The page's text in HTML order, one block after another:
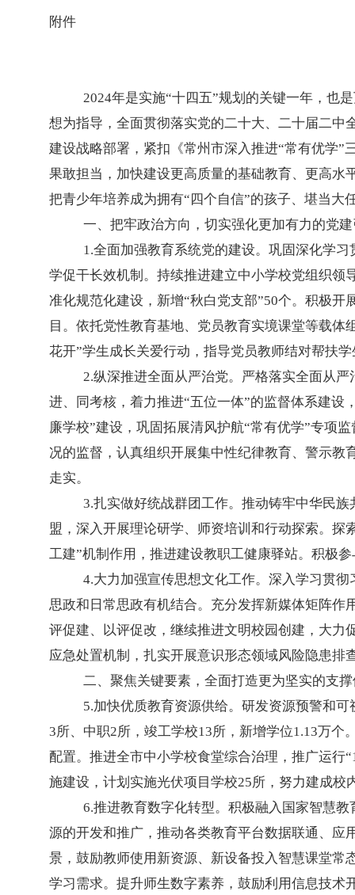
附件
2024年是实施“十四五”规划的关键一年，也
想为指导，全面贯彻落实党的二十大、二十届二
建设战略部署，紧扣《常州市深入推进“常有优学
果敢担当，加快建设更高质量的基础教育、更高水
把青少年培养成为拥有“四个自信”的孩子、堪当大
一、把牢政治方向，切实强化更加有力的党
1.全面加强教育系统党的建设。巩固深化学
学促干长效机制。持续推进建立中小学校党组织
准化规范化建设，新增“秋白党支部”50个。积极
目。依托党性教育基地、党员教育实境课堂等载
花开”学生成长关爱行动，指导党员教师结对帮扶
2.纵深推进全面从严治党。严格落实全面从
进、同考核，着力推进“五位一体”的监督体系建
廉学校”建设，巩固拓展清风护航“常有优学”专项
况的监督，认真组织开展集中性纪律教育、警示
走实。
3.扎实做好统战群团工作。推动铸牢中华民
盟，深入开展理论研学、师资培训和行动探索。探
工建”机制作用，推进建设教职工健康驿站。积极
4.大力加强宣传思想文化工作。深入学习贯
思政和日常思政有机结合。充分发挥新媒体矩阵作
评促建、以评促改，继续推进文明校园创建，大
应急处置机制，扎实开展意识形态领域风险隐患
二、聚焦关键要素，全面打造更为坚实的支
5.加快优质教育资源供给。研发资源预警和
3所、中职2所，竣工学校13所，新增学位1.13万
配置。推进全市中小学校食堂综合治理，推广运行
施建设，计划实施光伏项目学校25所，努力建成
6.推进教育数字化转型。积极融入国家智慧
源的开发和推广，推动各类教育平台数据联通、
景，鼓励教师使用新资源、新设备投入智慧课堂
学习需求。提升师生数字素养，鼓励利用信息技术